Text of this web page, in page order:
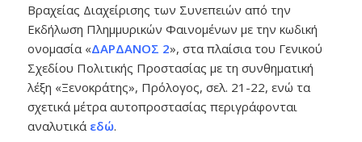
Βραχείας Διαχείρισης των Συνεπειών από την
Εκδήλωση Πλημμυρικών Φαινομένων με την κωδική
ονομασία «ΔΑΡΔΑΝΟΣ 2», στα πλαίσια του Γενικού
Σχεδίου Πολιτικής Προστασίας με τη συνθηματική
λέξη «Ξενοκράτης», Πρόλογος, σελ. 21-22, ενώ τα
σχετικά μέτρα αυτοπροστασίας περιγράφονται
αναλυτικά εδώ.